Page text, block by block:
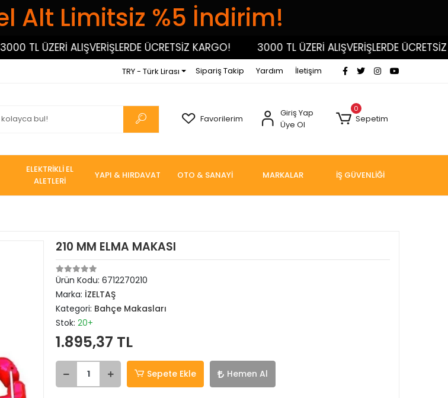
Alt Limitsiz %5 İndirim!
TL ÜZERİ ALIŞVERİŞLERDE ÜCRETSİZ KARGO! 3000 TL ÜZERİ ALIŞVERİŞLERDE ÜCRETSİZ
TRY - Türk Lirası Sipariş Takip Yardım İletişim
Favorilerim
Giriş Yap
Üye Ol
0
Sepetim
ELEKTRİKLİ EL
ALETLERİ
YAPI & HIRDAVAT OTO & SANAYİ MARKALAR İŞ GÜVENLİĞİ
210 MM ELMA MAKASI
Ürün Kodu: 6712270210
Marka: İZELTAŞ
Kategori: Bahçe Makasları
Stok: 20+
1.895,37 TL
Sepete Ekle Hemen Al